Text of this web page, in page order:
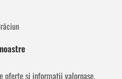
oferte și informații valoroase,